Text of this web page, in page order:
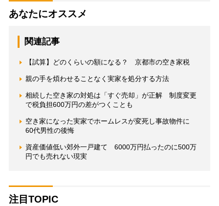
あなたにオススメ
関連記事
【試算】どのくらいの額になる？ 京都市の空き家税
親の手を煩わせることなく実家を処分する方法
相続した空き家の対処は「すぐ売却」が正解 制度変更
で税負担600万円の差がつくことも
空き家になった実家でホームレスが変死し事故物件に
60代男性の後悔
資産価値低い郊外一戸建て 6000万円払ったのに500万
円でも売れない現実
注目TOPIC